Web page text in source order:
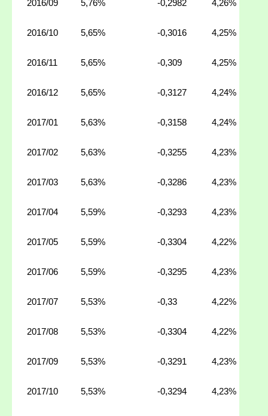
2016/09 5,76% -0,2982 4,26%
2016/10 5,65% -0,3016 4,25%
2016/11 5,65% -0,309 4,25%
2016/12 5,65% -0,3127 4,24%
2017/01 5,63% -0,3158 4,24%
2017/02 5,63% -0,3255 4,23%
2017/03 5,63% -0,3286 4,23%
2017/04 5,59% -0,3293 4,23%
2017/05 5,59% -0,3304 4,22%
2017/06 5,59% -0,3295 4,23%
2017/07 5,53% -0,33 4,22%
2017/08 5,53% -0,3304 4,22%
2017/09 5,53% -0,3291 4,23%
2017/10 5,53% -0,3294 4,23%